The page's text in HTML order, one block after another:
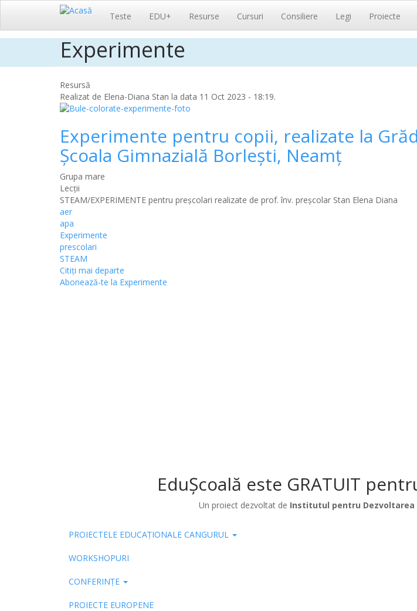
conținutul
Navigare
principală
Teste EDU+ Resurse Cursuri Consiliere Legi Proiecte
Experimente
Resursă
Realizat de Elena-Diana Stan la data 11 Oct 2023 - 18:19.
Experimente pentru copii, realizate la
Şcoala Gimnazială Borleşti, Neamţ
Grupa mare
Lecții
STEAM/EXPERIMENTE pentru preșcolari realizate de prof. înv. preșcolar Stan Elena Diana
aer
apa
Experimente
prescolari
STEAM
Citiţi mai departe
Abonează-te la Experimente
EduȘcoală este GRATUIT
Un proiect dezvoltat de Institutul pentru Dezvoltarea
Pub
PROIECTELE EDUCAȚIONALE CANGURUL
WORKSHOPURI
CONFERINȚE
PROIECTE EUROPENE